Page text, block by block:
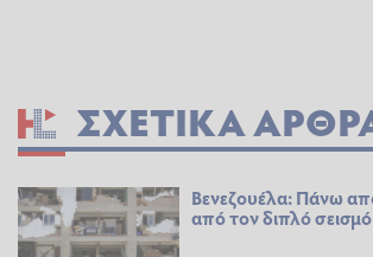
ΣΧΕΤΙΚΆ
Βενεζουέλα: Πάνω
από τον διπλό σεισμό